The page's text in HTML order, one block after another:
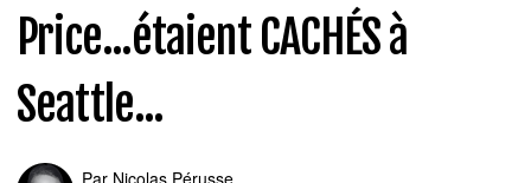
Price...étaient CACHÉS à
Seattle...
Par Nicolas Pérusse